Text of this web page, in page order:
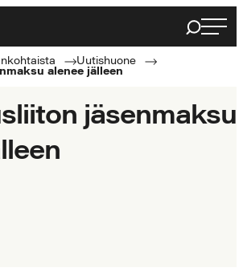
Haku
Uutishuone
alenee jälleen
jäsenmaksu